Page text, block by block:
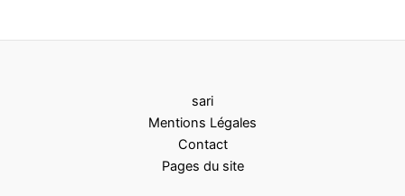
sari
Mentions Légales
Contact
Pages du site